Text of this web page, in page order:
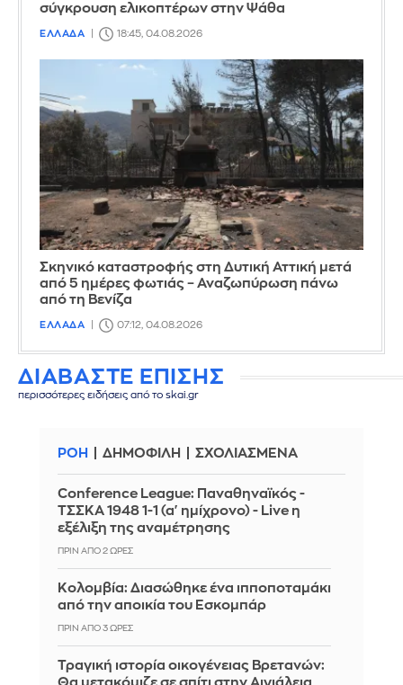
σύγκρουση ελικοπτέρων στην Ψάθα
ΕΛΛΑΔΑ 18:45, 04.08.2026
Σκηνικό καταστροφής στη Δυτική Αττική μετά
από 5 ημέρες φωτιάς – Αναζωπύρωση πάνω
από τη Βενίζα
ΕΛΛΑΔΑ 07:12, 04.08.2026
ΔΙΑΒΑΣΤΕ ΕΠΙΣΗΣ
περισσότερες ειδήσεις από το skai.gr
ΡΟΗ ΔΗΜΟΦΙΛΗ ΣΧΟΛΙΑΣΜΕΝΑ
Conference League: Παναθηναϊκός -
ΤΣΣΚΑ 1948 1-1 (α' ημίχρονο) - Live η
εξέλιξη της αναμέτρησης
ΠΡΙΝ ΑΠΌ 2 ΏΡΕΣ
Κολομβία: Διασώθηκε ένα ιπποποταμάκι
από την αποικία του Εσκομπάρ
ΠΡΙΝ ΑΠΌ 3 ΏΡΕΣ
Τραγική ιστορία οικογένειας Βρετανών: